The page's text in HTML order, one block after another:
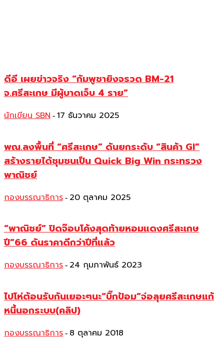
ดีอี เผยข่าวจริง “กัมพูชายิงจรวด BM-21
จ.ศรีสะเกษ มีผู้บาดเจ็บ 4 ราย”
นักเขียน SBN - 17 ธันวาคม 2025
พณ.ลงพื้นที่ “ศรีสะเกษ” ดันยกระดับ “สินค้า GI”
สร้างรายได้ชุมชนเป็น Quick Big Win กระทรวง
พาณิชย์
กองบรรณาธิการ - 20 ตุลาคม 2025
“พาณิชย์” ปิดจ๊อบโค้งสุดท้ายหอมแดงศรีสะเกษ
ปี”66 ดันราคาดีกว่าปีที่แล้ว
กองบรรณาธิการ - 24 กุมภาพันธ์ 2023
ไปโห่ต้อนรับกันเยอะๆนะ“บิ๊กป้อม”จ่อลุยศรีสะเกษแก้
หนี้นอกระบบ(คลิป)
กองบรรณาธิการ - 8 ตุลาคม 2018